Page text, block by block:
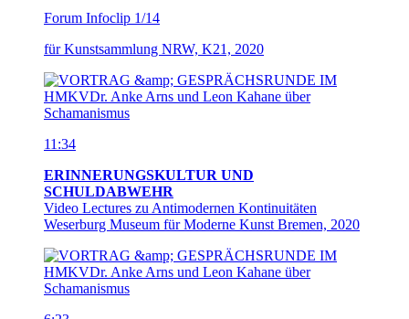
Forum Infoclip 1/14
für Kunstsammlung NRW, K21, 2020
11:34
ERINNERUNGSKULTUR UND
SCHULDABWEHR
Video Lectures zu Antimodernen Kontinuitäten
Weserburg Museum für Moderne Kunst Bremen, 2020